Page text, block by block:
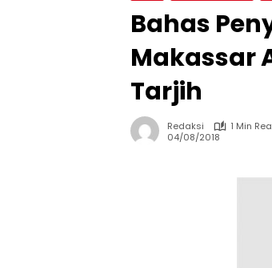
Bahas
Makassar
Tarjih
Redaksi
1 Min
04/08/2018